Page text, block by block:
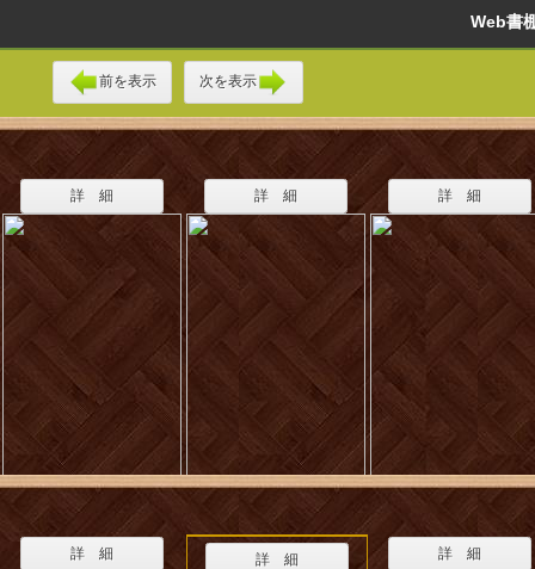
Web
前を表示 次を表示
詳 細 詳 細 詳 細
詳 細 詳 細 詳 細